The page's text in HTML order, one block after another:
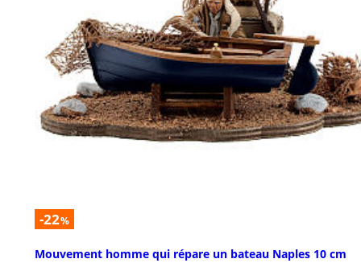
-22%
Mouvement homme qui répare un bateau Naples 10 cm